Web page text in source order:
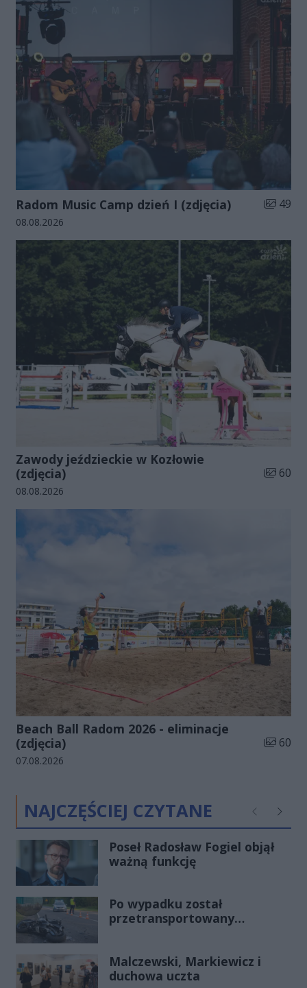
Radom Music Camp dzień I (zdjęcia) Liczba
49
Data dodania galerii:
08.08.2026
Zawody jeździeckie w Kozłowie
(zdjęcia)
Liczba
60
Data dodania galerii:
08.08.2026
Beach Ball Radom 2026 - eliminacje
(zdjęcia)
Liczba
60
Data dodania galerii:
07.08.2026
NAJCZĘŚCIEJ CZYTANE Poprzednie
Poseł Radosław Fogiel objął
ważną funkcję
Po wypadku został
przetransportowany
Malczewski, Markiewicz i
duchowa uczta